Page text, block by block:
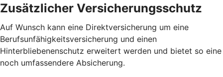
Zusätzlicher Versicherungsschutz
Auf Wunsch kann eine Direktversicherung um eine
Berufsunfähigkeitsversicherung und einen
Hinterbliebenenschutz erweitert werden und bietet so eine
noch umfassendere Absicherung.